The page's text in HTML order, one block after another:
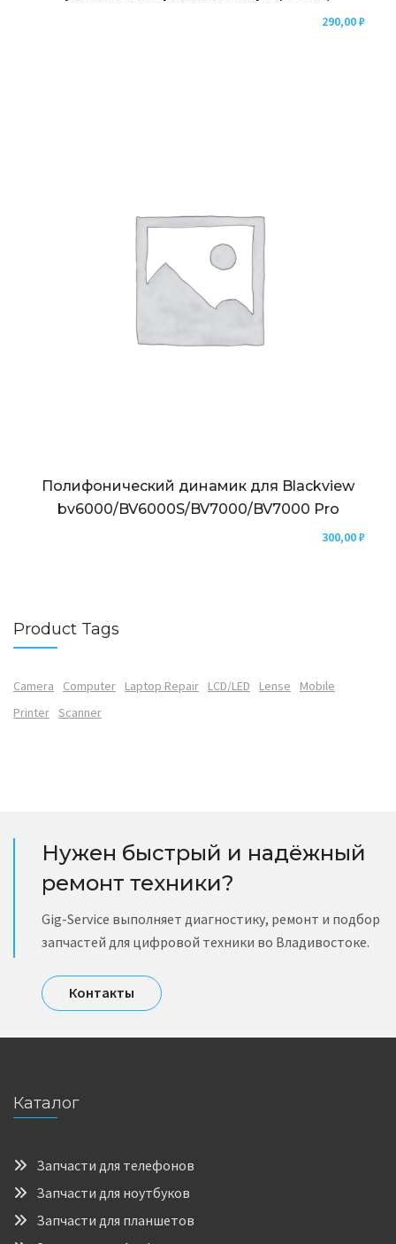
290,00₽
Полифонический динамик для Blackview
bv6000/BV6000S/BV7000/BV7000 Pro
300,00₽
Product Tags
Camera Computer Laptop Repair LCD/LED Lense
Mobile
Printer Scanner
Нужен быстрый и надёжный
ремонт техники?
Gig-Service выполняет диагностику, ремонт и подбор
запчастей для цифровой техники во Владивостоке.
Контакты
Каталог
Запчасти для телефонов
Запчасти для ноутбуков
Запчасти для планшетов